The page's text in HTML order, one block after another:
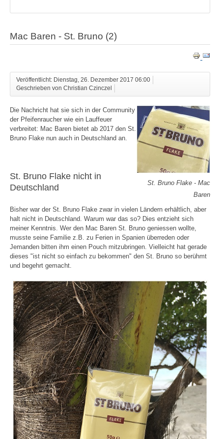
Mac Baren - St. Bruno (2)
Veröffentlicht: Dienstag, 26. Dezember 2017 06:00
Geschrieben von Christian Czinczel
St. Bruno Flake - Mac
Baren
Die Nachricht hat sie sich in der Community
der Pfeifenraucher wie ein Lauffeuer
verbreitet: Mac Baren bietet ab 2017 den St.
Bruno Flake nun auch in Deutschland an.
St. Bruno Flake nicht in
Deutschland
Bisher war der St. Bruno Flake zwar in vielen Ländern erhältlich, aber
halt nicht in Deutschland. Warum war das so? Dies entzieht sich
meiner Kenntnis. Wer den Mac Baren St. Bruno geniessen wollte,
musste seine Familie z.B. zu Ferien in Spanien überreden oder
Jemanden bitten ihm einen Pouch mitzubringen. Vielleicht hat gerade
dieses "ist nicht so einfach zu bekommen" den St. Bruno so berühmt
und begehrt gemacht.